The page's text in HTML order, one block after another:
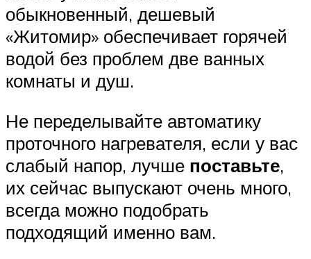
обыкновенный, дешевый
«Житомир» обеспечивает горячей
водой без проблем две ванных
комнаты и душ.
Не переделывайте автоматику
проточного нагревателя, если у вас
слабый напор, лучше поставьте,
их сейчас выпускают очень много,
всегда можно подобрать
подходящий именно вам.